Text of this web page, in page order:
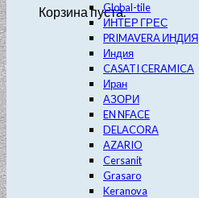
Корзина пуста.Global-tile
ИНТЕР ГРЕС
PRIMAVERA ИНДИЯ
Индия
CASATI CERAMICA
Иран
АЗОРИ
EN NFACE
DELACORA
AZARIO
Cersanit
Grasaro
Keranova